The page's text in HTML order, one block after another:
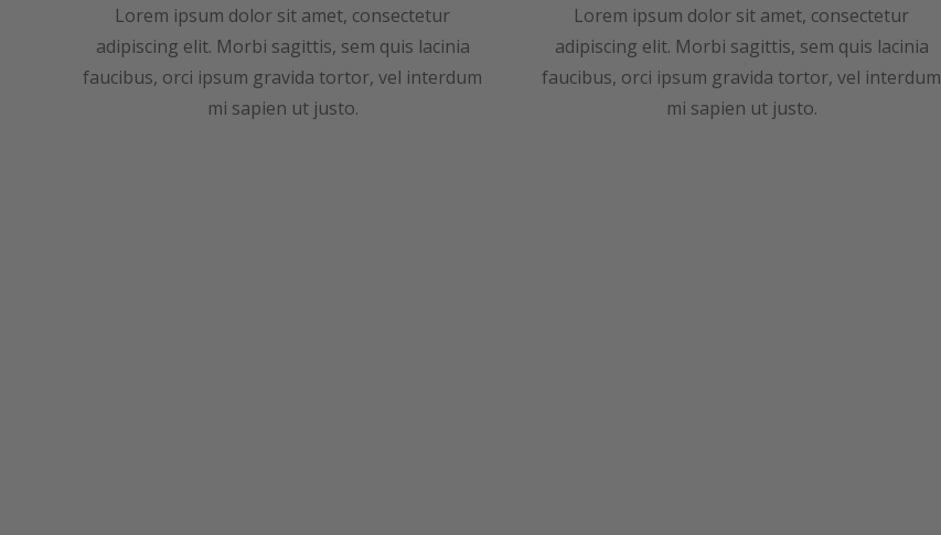
Lorem ipsum dolor sit amet, consectetur
adipiscing elit. Morbi sagittis, sem quis lacinia
faucibus, orci ipsum gravida tortor, vel interdum
mi sapien ut justo.
Lorem ipsum dolor sit amet, consectetur
adipiscing elit. Morbi sagittis, sem quis lacinia
faucibus, orci ipsum gravida tortor, vel interdum
mi sapien ut justo.